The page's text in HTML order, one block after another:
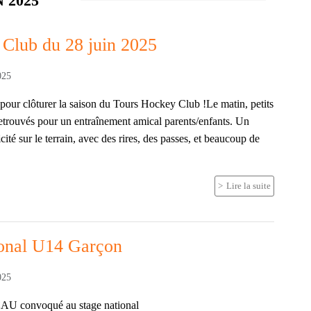
du 28 juin 2025
clôturer la saison du Tours Hockey Club !Le matin, petits
pour un entraînement amical parents/enfants. Un
sur le terrain, avec des rires, des passes, et beaucoup de
Lire la suite
U14 Garçon
convoqué au stage national